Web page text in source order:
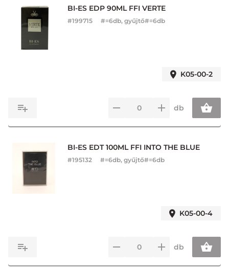
BI-ES EDP 90ML FFI VERTE
#199715 #=6db, gyűjtő#=6db
K05-00-2
db
BI-ES EDT 100ML FFI INTO THE BLUE
#195132 #=6db, gyűjtő#=6db
K05-00-4
db